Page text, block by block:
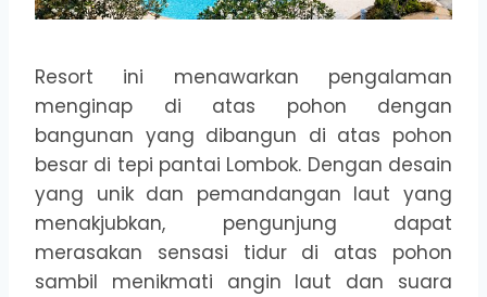
Resort ini menawarkan pengalaman
menginap di atas pohon dengan
bangunan yang dibangun di atas pohon
besar di tepi pantai Lombok. Dengan desain
yang unik dan pemandangan laut yang
menakjubkan, pengunjung dapat
merasakan sensasi tidur di atas pohon
sambil menikmati angin laut dan suara